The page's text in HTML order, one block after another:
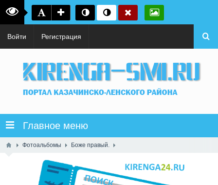
Войти Регистрация
Главное меню
Фотоальбомы Боже правый.